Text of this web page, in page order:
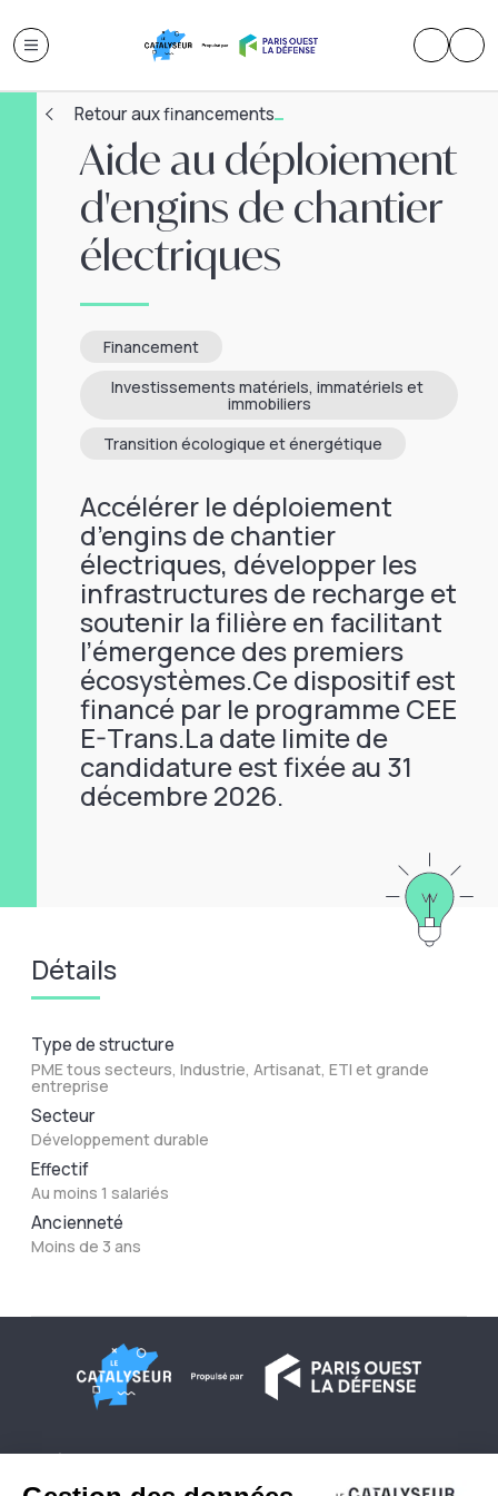
Retour aux financements
Aide au déploiement
d'engins de chantier
électriques
Financement
Investissements matériels, immatériels et
immobiliers
Transition écologique et énergétique
Accélérer le déploiement
d’engins de chantier
électriques, développer les
infrastructures de recharge et
soutenir la filière en facilitant
l’émergence des premiers
écosystèmes.Ce dispositif est
financé par le programme CEE
E-Trans.La date limite de
candidature est fixée au 31
décembre 2026.
Détails
Type de structure
PME tous secteurs, Industrie, Artisanat, ETI et grande
entreprise
Secteur
Développement durable
Effectif
Au moins 1 salariés
Ancienneté
Moins de 3 ans